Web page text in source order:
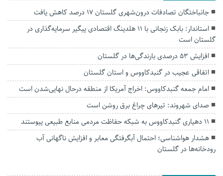
جانباختگان تصادفات درون‌شهری گلستان ۱۷ درصد کاهش یافت
استاندار: بابک زنجانی با ۱۱ هلدینگ اقتصادی پیگیر سرمایه‌گذاری در
گلستان است
افزایش ۵۳ درصدی بارندگی‌ها در گلستان
اتفاقی عجیب در‌ گنبدکاووس و استان گلستان
امام جمعه گنبدکاووس: اخراج آمریکا از منطقه درحال نهایی‌شدن است
صدای شهروند: تیرهای چراغ برق روشن است
۱۱ دهیاری گنبدکاووس به شبکه حفاظت مردمی منابع طبیعی پیوستند
هشدار هواشناسی؛ احتمال آبگرفتگی معابر و افزایش ناگهانی آب
رودخانه‌ها در گلستان